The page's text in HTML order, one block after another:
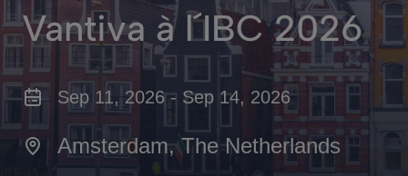
Nos Engagements
Relations Investisseurs
Vantiva à l´IBC 2026
Sep 11, 2026 - Sep 14, 2026
Amsterdam, The Netherlands